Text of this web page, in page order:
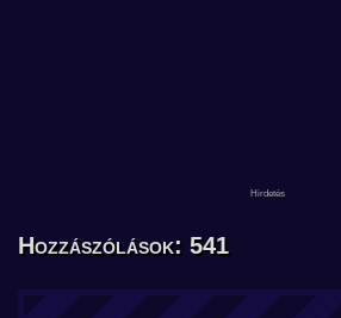
Hozzászólások: 541